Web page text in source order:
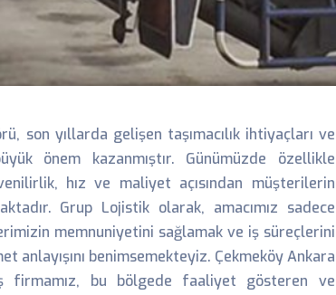
son yıllarda gelişen taşımacılık ihtiyaçları ve
önem kazanmıştır. Günümüzde özellikle
hız ve maliyet açısından müşterilerin
Grup Lojistik olarak, amacımız sadece
memnuniyetini sağlamak ve iş süreçlerini
anlayışını benimsemekteyiz. Çekmeköy Ankara
firmamız, bu bölgede faaliyet gösteren ve